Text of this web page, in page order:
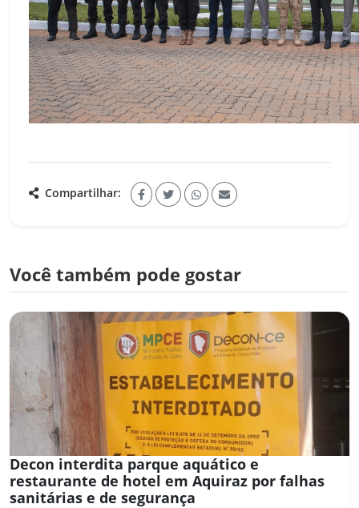
Compartilhar:
Você também pode gostar
Decon interdita parque aquático e
restaurante de hotel em Aquiraz por falhas
sanitárias e de segurança